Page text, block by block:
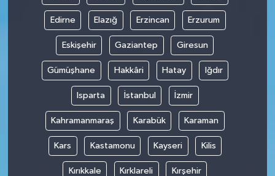
Edirne Elazığ Erzincan Erzurum
Eskişehir Gaziantep Giresun
Gümüşhane Hakkâri Hatay Iğdır
Isparta İstanbul İzmir
Kahramanmaraş Karabük Karaman
Kars Kastamonu Kayseri Kilis
Kırıkkale Kırklareli Kırşehir